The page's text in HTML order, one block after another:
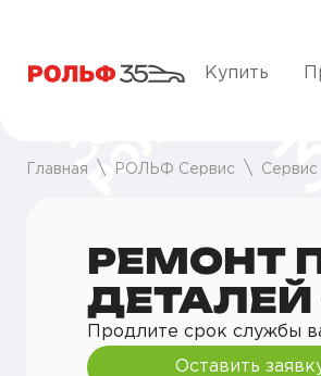
Купить
Главная РОЛЬФ Сервис Сервис
РЕМОНТ
Продлите срок службы
Оставить